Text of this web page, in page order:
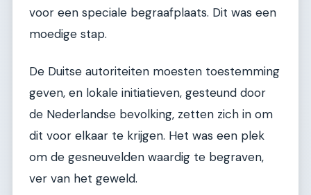
voor een speciale begraafplaats. Dit was een
moedige stap.
De Duitse autoriteiten moesten toestemming
geven, en lokale initiatieven, gesteund door
de Nederlandse bevolking, zetten zich in om
dit voor elkaar te krijgen. Het was een plek
om de gesneuvelden waardig te begraven,
ver van het geweld.